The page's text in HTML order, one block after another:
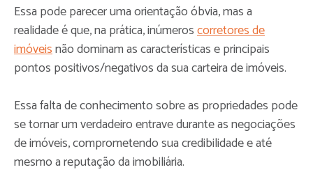
Essa pode parecer uma orientação óbvia, mas a
realidade é que, na prática, inúmeroscorretores de
imóveisnão dominam as características e principais
pontos positivos/negativos da sua carteira de imóveis.
Essa falta de conhecimento sobre as propriedades pode
se tornar um verdadeiro entrave durante as negociações
de imóveis, comprometendo sua credibilidade e até
mesmo a reputação da imobiliária.